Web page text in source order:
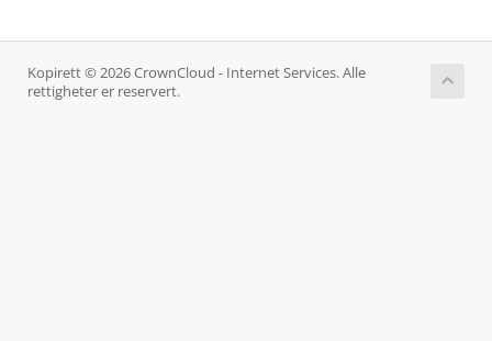
Kopirett © 2026 CrownCloud - Internet Services. Alle
rettigheter er reservert.